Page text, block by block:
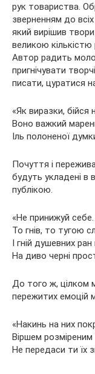
рук товариства.
зверненням до
який вирішив
великою кількістю
Автор радить
пригнічувати
писати, цуратися
«Як виразки, бійся
Воно важкий
Іль полоненої
Почуття і
будуть укладені в
публікою.
«Не принижуй
То гнів, то тугою
І гній душевних
На диво черні
До того ж, цілком
пережитих емоцій
«Накинь на них
Віршем
Не передаси ти їх